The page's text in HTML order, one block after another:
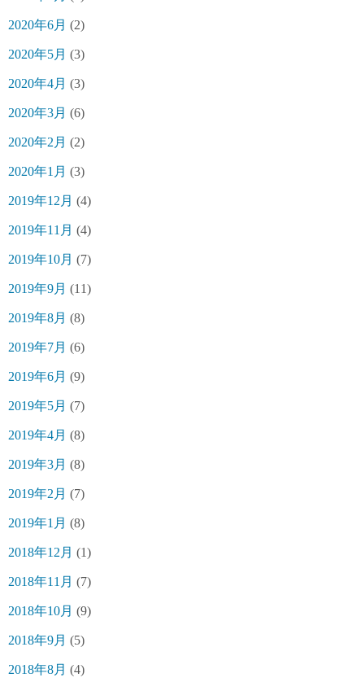
2020年6月 (2)
2020年5月 (3)
2020年4月 (3)
2020年3月 (6)
2020年2月 (2)
2020年1月 (3)
2019年12月 (4)
2019年11月 (4)
2019年10月 (7)
2019年9月 (11)
2019年8月 (8)
2019年7月 (6)
2019年6月 (9)
2019年5月 (7)
2019年4月 (8)
2019年3月 (8)
2019年2月 (7)
2019年1月 (8)
2018年12月 (1)
2018年11月 (7)
2018年10月 (9)
2018年9月 (5)
2018年8月 (4)